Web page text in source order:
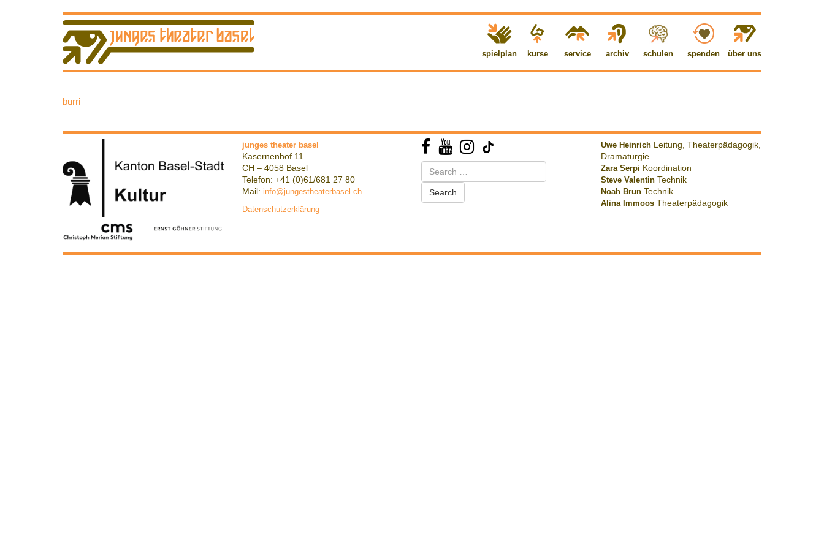
spielplan kurse service archiv schulen spenden über uns
burri
junges theater basel
Kasernenhof 11
CH – 4058 Basel
Telefon: +41 (0)61/681 27 80
Mail: info@jungestheaterbasel.ch
Datenschutzerklärung
Search
for:
Uwe Heinrich Leitung, Theaterpädagogik,
Dramaturgie
Zara Serpi Koordination
Steve Valentin Technik
Noah Brun Technik
Alina Immoos Theaterpädagogik